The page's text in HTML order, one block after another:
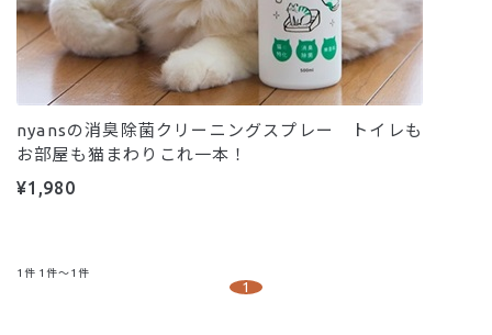
nyansの消臭除菌クリーニングスプレー トイレも
お部屋も猫まわりこれ一本！
¥1,980
1 件 1件～1件
1